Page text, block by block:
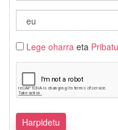
Lege oharra eta